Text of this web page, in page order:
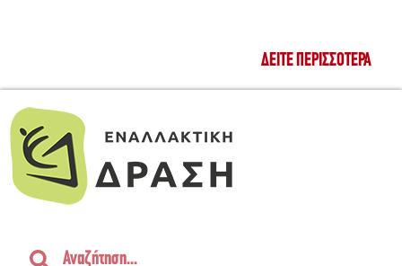
ΔΕΊΤΕ ΠΕΡΙΣΣΌΤΕΡΑ